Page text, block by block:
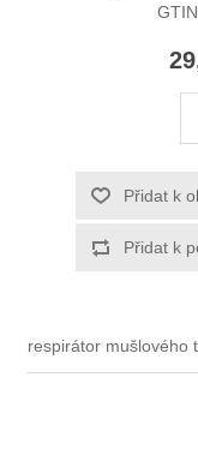
Přidat k
Přidat k
respirátor mušlového